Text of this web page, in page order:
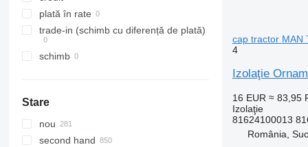
plată în rate
trade-in (schimb cu diferență de plată)
schimb
Stare
nou
second hand
cap tractor MAN
4
Izolaţie
16 EUR ≈ 83,95
Izolaţie
81624100013
România,